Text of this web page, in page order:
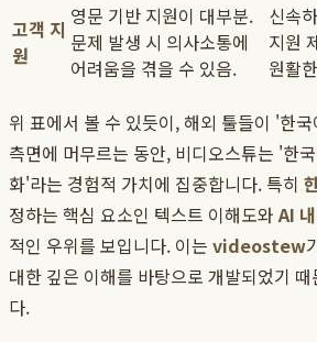
고객 지
원
영문 기반 지원이 대부분.
문제 발생 시 의사소통에
어려움을 겪을 수 있음.
신속
지원
원활
위 표에서 볼 수 있듯이, 해외 툴들이 '한
측면에 머무르는 동안, 비디오스튜는 '한
화'라는 경험적 가치에 집중합니다. 특히
정하는 핵심 요소인 텍스트 이해도와AI
적인 우위를 보입니다. 이는 videostew
대한 깊은 이해를 바탕으로 개발되었기
다.